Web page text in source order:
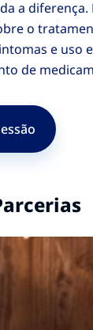
a diferença.
o
e uso e
de